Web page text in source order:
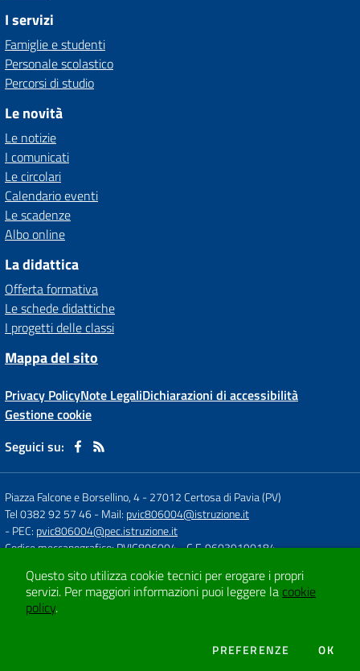
I servizi
Famiglie e studenti
Personale scolastico
Percorsi di studio
Le novità
Le notizie
I comunicati
Le circolari
Calendario eventi
Le scadenze
Albo online
La didattica
Offerta formativa
Le schede didattiche
I progetti delle classi
Mappa del sito
Privacy PolicyNote LegaliDichiarazioni di accessibilità
Gestione cookie
Seguici su:
Piazza Falcone e Borsellino, 4-27012 Certosa di Pavia (PV)
Tel 0382 92 57 46- Mail: pvic806004@istruzione.it
- PEC: pvic806004@pec.istruzione.it
Codice meccanografico: PVIC806004- C.F. 96039190184
Concept & Design by
Designers Italia
Questo sito utilizza cookie tecnici per erogare i propri
servizi. Per maggiori informazioni puoi leggere la cookie
policy.
PREFERENZE DEI COOKIE
OK